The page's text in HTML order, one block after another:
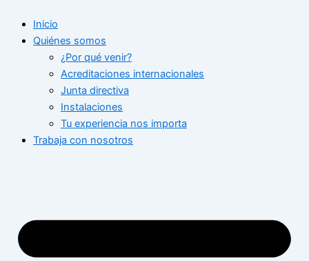
contenido
Inicio
Quiénes somos
¿Por qué venir?
Acreditaciones internacionales
Junta directiva
Instalaciones
Tu experiencia nos importa
Trabaja con nosotros